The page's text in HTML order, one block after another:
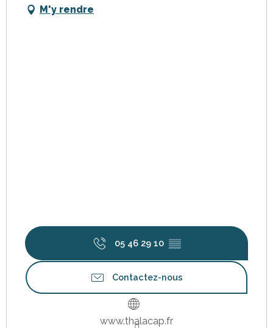
M'y rendre
05 46 29 10 ▒▒
Contactez-nous
www.thalacap.fr